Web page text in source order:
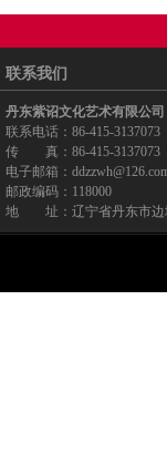
联系我们
丹东紫诏文化艺术有限公司
联系电话：86-415-3137073
传 真：86-415-3137073
电子邮箱：
邮政编码：118000
地 址：辽宁省丹东市边